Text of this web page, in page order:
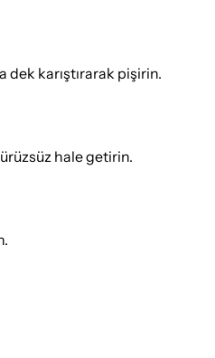
karıştırarak pişirin.
hale getirin.